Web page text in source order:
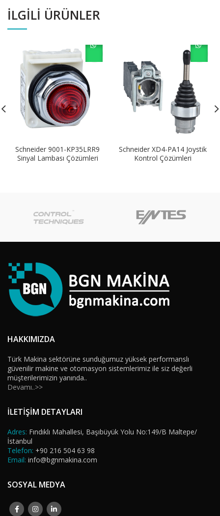
İLGILI ÜRÜNLER
Schneider 9001-KP35LRR9
Sinyal Lambası Çözümleri
Schneider XD4-PA14 Joystik
Kontrol Çözümleri
HAKKIMIZDA
Türk Makina sektörüne sunduğumuz yüksek performanslı
güvenilir makine ve otomasyon sistemlerimiz ile siz değerli
müşterilerimizin yanında..
Devamı..>>
İLETİŞİM DETAYLARI
Adres: Fındıklı Mahallesi, Başıbüyük Yolu No:149/B Maltepe/
İstanbul
Telefon: +90 216 504 63 98
Email: info@bgnmakina.com
SOSYAL MEDYA